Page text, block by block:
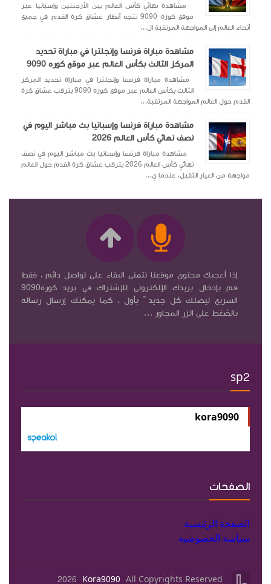
مشاهدة نهائي كأس العالم بين الأرجنتين وإسبانيا عبر
موقع كوره 9090 تتجه أنظار عشاق كرة القدم في جميع
أنحاء العالم إلى المواجهة المرتقبة ال...
مشاهدة مباراة فرنسا وإنجلترا في مباراة تحديد
المركز الثالث بكأس العالم عبر موقع كوره 9090
مشاهدة مباراة فرنسا وإنجلترا في مباراة تحديد المركز
الثالث بكأس العالم عبر موقع كوره 9090 يترقب عشاق كرة
القدم حول العالم المواجهة المرتقبة...
مشاهدة مباراة فرنسا وإسبانيا بث مباشر اليوم في
نصف نهائي كأس العالم 2026
مشاهدة مباراة فرنسا وإسبانيا بث مباشر اليوم في نصف
نهائي كأس العالم 2026 يترقب عشاق كرة القدم حول العالم
مواجهة من العيار الثقيل، عندما ي...
إذا أعجبك محتوى موقعنا نتمنى البقاء على تواصل دائم ، فقط
قم بإدخال بريدك الإلكتروني للإشتراك في بريد كورة9090
السريع ليصلك كل جديد ً بأول ، كما يمكنك إرسال رساله
بالضغط على الزر المجاور ...
sp2
kora9090
الصفحات
الصفحة الرئيسية
سياسة الخصوصية
All Copyrights Reserved
Kora9090
2026